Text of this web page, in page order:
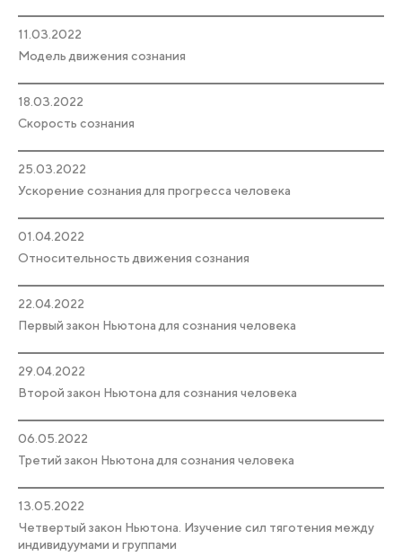
11.03.2022
Модель движения сознания
18.03.2022
Скорость сознания
25.03.2022
Ускорение сознания для прогресса человека
01.04.2022
Относительность движения сознания
22.04.2022
Первый закон Ньютона для сознания человека
29.04.2022
Второй закон Ньютона для сознания человека
06.05.2022
Третий закон Ньютона для сознания человека
13.05.2022
Четвертый закон Ньютона. Изучение сил тяготения между
индивидуумами и группами